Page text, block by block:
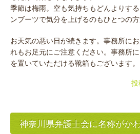
季節は梅雨。空も気持ちもどんよりす
ンブーツで気分を上げるのもひとつの方
お天気の悪い日が続きます。事務所に
れもお足元にご注意ください。事務所
を置いていただける靴箱もございます。
投
神奈川県弁護士会に名称がか